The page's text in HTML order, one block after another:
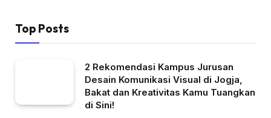
Top Posts
2 Rekomendasi Kampus Jurusan
Desain Komunikasi Visual di Jogja,
Bakat dan Kreativitas Kamu Tuangkan
di Sini!